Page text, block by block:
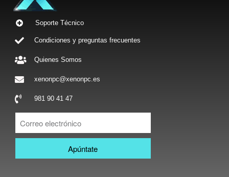
Soporte Técnico
Condiciones y preguntas frecuentes
Quienes Somos
xenonpc@xenonpc.es
981 90 41 47
Apúntate